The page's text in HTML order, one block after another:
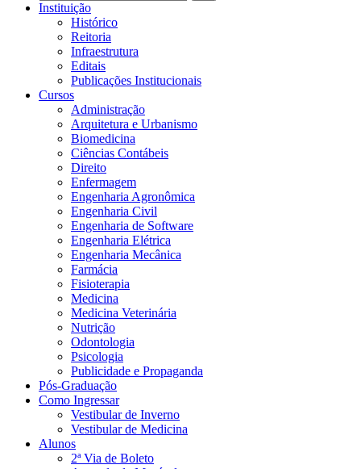
Instituição
Histórico
Reitoria
Infraestrutura
Editais
Publicações Institucionais
Cursos
Administração
Arquitetura e Urbanismo
Biomedicina
Ciências Contábeis
Direito
Enfermagem
Engenharia Agronômica
Engenharia Civil
Engenharia de Software
Engenharia Elétrica
Engenharia Mecânica
Farmácia
Fisioterapia
Medicina
Medicina Veterinária
Nutrição
Odontologia
Psicologia
Publicidade e Propaganda
Pós-Graduação
Como Ingressar
Vestibular de Inverno
Vestibular de Medicina
Alunos
2ª Via de Boleto